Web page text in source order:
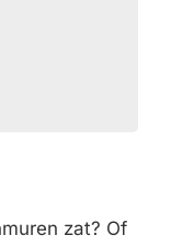
zat? Of